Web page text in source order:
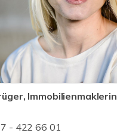
Immobilienmaklerin
- 422 66 01